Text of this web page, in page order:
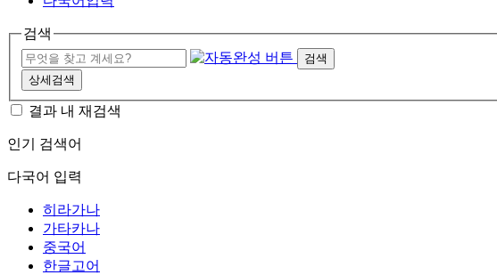
검색
검색
상세검색
결과 내 재검색
인기 검색어
다국어 입력
히라가나
가타카나
중국어
한글고어